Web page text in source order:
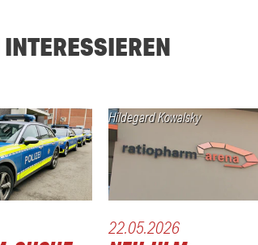
Hildegard Kowalsky
22.05.2026